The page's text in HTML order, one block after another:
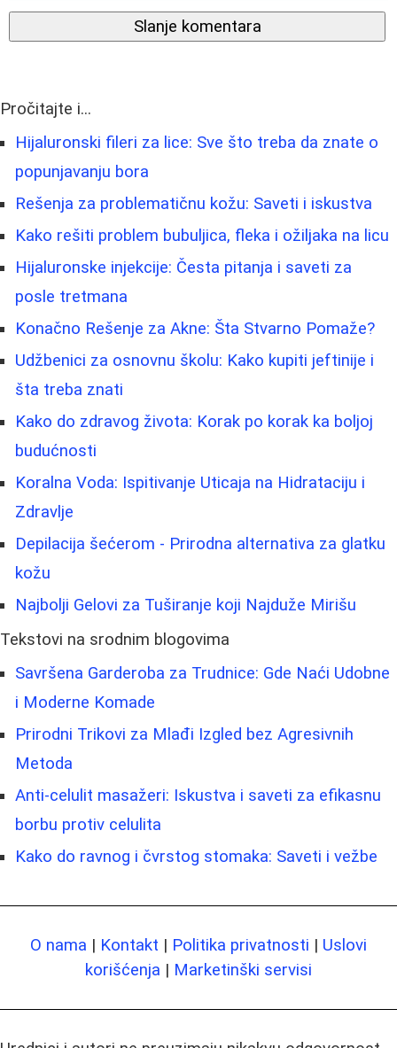
Slanje komentara
Pročitajte i...
Hijaluronski fileri za lice: Sve što treba da znate o
popunjavanju bora
Rešenja za problematičnu kožu: Saveti i iskustva
Kako rešiti problem bubuljica, fleka i ožiljaka na licu
Hijaluronske injekcije: Česta pitanja i saveti za
posle tretmana
Konačno Rešenje za Akne: Šta Stvarno Pomaže?
Udžbenici za osnovnu školu: Kako kupiti jeftinije i
šta treba znati
Kako do zdravog života: Korak po korak ka boljoj
budućnosti
Koralna Voda: Ispitivanje Uticaja na Hidrataciju i
Zdravlje
Depilacija šećerom - Prirodna alternativa za glatku
kožu
Najbolji Gelovi za Tuširanje koji Najduže Mirišu
Tekstovi na srodnim blogovima
Savršena Garderoba za Trudnice: Gde Naći Udobne
i Moderne Komade
Prirodni Trikovi za Mlađi Izgled bez Agresivnih
Metoda
Anti-celulit masažeri: Iskustva i saveti za efikasnu
borbu protiv celulita
Kako do ravnog i čvrstog stomaka: Saveti i vežbe
O nama | Kontakt | Politika privatnosti | Uslovi
korišćenja | Marketinški servisi